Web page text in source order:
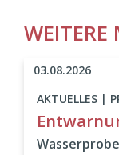
WEITERE
AKTUELLES |
03.08.2026